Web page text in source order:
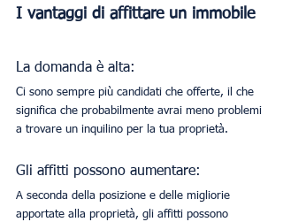
I vantaggi di affittare un immobile
La domanda è alta:
Ci sono sempre più candidati che offerte, il che
significa che probabilmente avrai meno problemi
a trovare un inquilino per la tua proprietà.
Gli affitti possono aumentare:
A seconda della posizione e delle migliorie
apportate alla proprietà, gli affitti possono